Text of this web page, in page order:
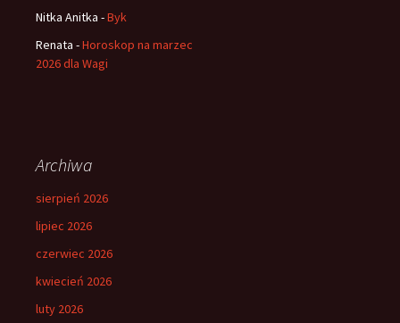
Nitka Anitka -Byk
Renata -Horoskop na marzec
2026 dla Wagi
Archiwa
sierpień 2026
lipiec 2026
czerwiec 2026
kwiecień 2026
luty 2026